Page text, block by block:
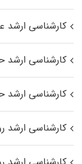
کارشناسی ارشد
کارشناسی ارشد
کارشناسی ارشد
کارشناسی ارشد